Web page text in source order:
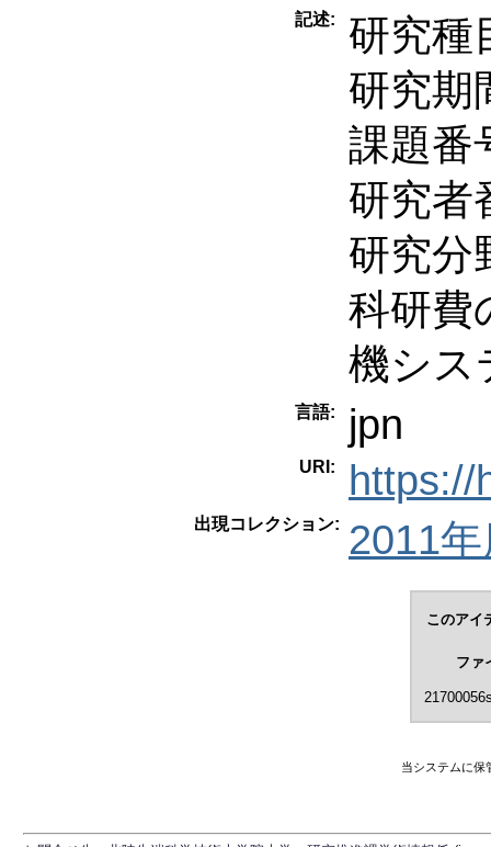
記述:
研究種
研究期
課題番
研究者
研究分
科研費
機シス
言語: jpn
URI: https://
出現コレクション: 2011
このアイ
ファ
当システムに保